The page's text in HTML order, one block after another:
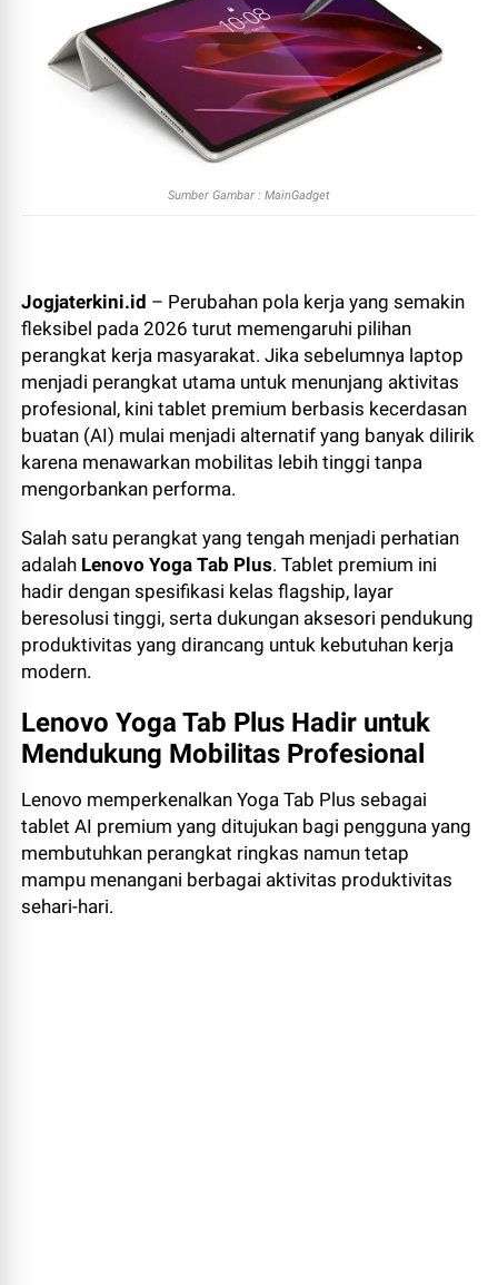
Sumber Gambar : MainGadget
Jogjaterkini.id – Perubahan pola kerja yang semakin
fleksibel pada 2026 turut memengaruhi pilihan
perangkat kerja masyarakat. Jika sebelumnya laptop
menjadi perangkat utama untuk menunjang aktivitas
profesional, kini tablet premium berbasis kecerdasan
buatan (AI) mulai menjadi alternatif yang banyak dilirik
karena menawarkan mobilitas lebih tinggi tanpa
mengorbankan performa.
Salah satu perangkat yang tengah menjadi perhatian
adalah Lenovo Yoga Tab Plus. Tablet premium ini
hadir dengan spesifikasi kelas flagship, layar
beresolusi tinggi, serta dukungan aksesori pendukung
produktivitas yang dirancang untuk kebutuhan kerja
modern.
Lenovo Yoga Tab Plus Hadir untuk
Mendukung Mobilitas Profesional
Lenovo memperkenalkan Yoga Tab Plus sebagai
tablet AI premium yang ditujukan bagi pengguna yang
membutuhkan perangkat ringkas namun tetap
mampu menangani berbagai aktivitas produktivitas
sehari-hari.